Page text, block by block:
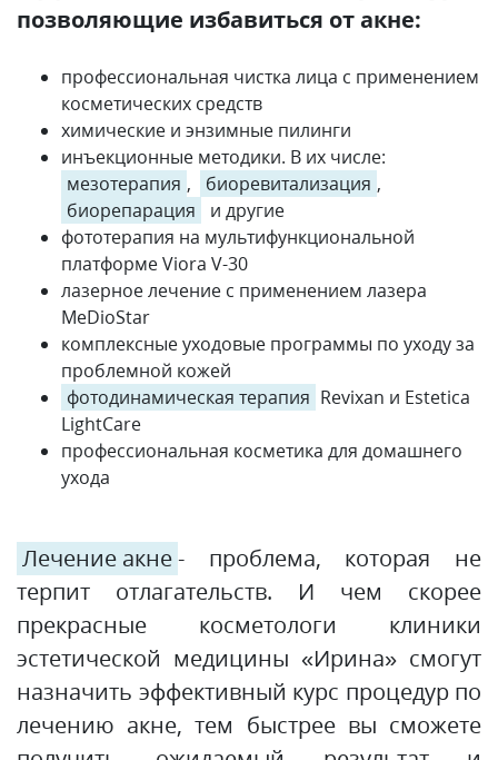
позволяющие избавиться от акне:
профессиональная чистка лица с применением
косметических средств
химические и энзимные пилинги
инъекционные методики. В их числе:
мезотерапия , биоревитализация ,
биорепарация
и другие
фототерапия на мультифункциональной
платформе Viora V-30
лазерное лечение с применением лазера
MeDioStar
комплексные уходовые программы по уходу за
проблемной кожей
фотодинамическая терапия Revixan и Estetica
LightCare
профессиональная косметика для домашнего
ухода
Лечение акне- проблема, которая не
терпит отлагательств. И чем скорее
прекрасные косметологи клиники
эстетической медицины «Ирина» смогут
назначить эффективный курс процедур по
лечению акне, тем быстрее вы сможете